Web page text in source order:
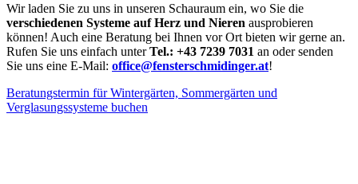
Wir laden Sie zu uns in unseren Schauraum ein, wo Sie die
verschiedenen Systeme auf Herz und Nieren ausprobieren
können! Auch eine Beratung bei Ihnen vor Ort bieten wir gerne an.
Rufen Sie uns einfach unterTel.: +43 7239 7031 an oder senden
Sie uns eine E-Mail: office@fensterschmidinger.at!
Beratungstermin für Wintergärten, Sommergärten und
Verglasungssysteme buchen